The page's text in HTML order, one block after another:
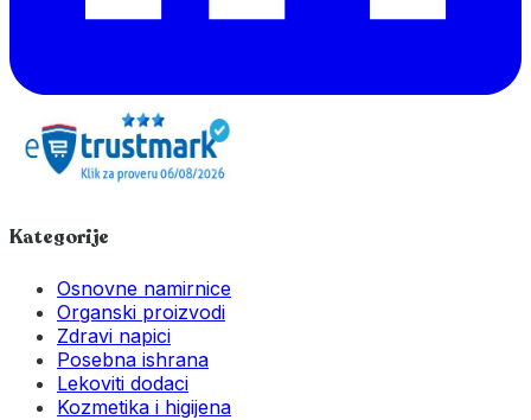
Kategorije
Osnovne namirnice
Organski proizvodi
Zdravi napici
Posebna ishrana
Lekoviti dodaci
Kozmetika i higijena